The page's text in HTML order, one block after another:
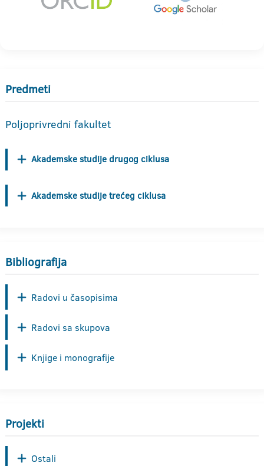
Predmeti
Poljoprivredni fakultet
Akademske studije drugog ciklusa
Akademske studije trećeg ciklusa
Bibliografija
Radovi u časopisima
Radovi sa skupova
Knjige i monografije
Projekti
Ostali